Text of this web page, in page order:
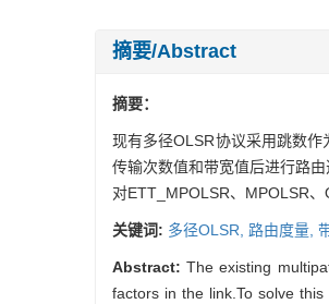
摘要/Abstract
摘要：
现有多径OLSR协议采用跳数
传输次数值和带宽值后进行路
对ETT_MPOLSR、MPOLSR
关键词: 多径OLSR, 路由度量,
Abstract:The existing
factors in the link.To solve